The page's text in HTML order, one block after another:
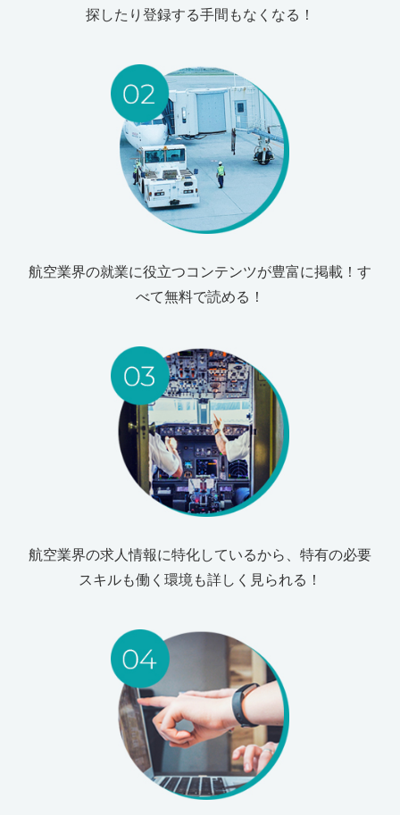
探したり登録する手間もなくなる！
航空業界の就業に役立つコンテンツが豊富に掲載！す
べて無料で読める！
航空業界の求人情報に特化しているから、特有の必要
スキルも働く環境も詳しく見られる！